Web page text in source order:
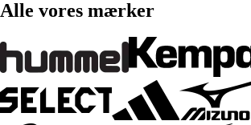
Alle vores mærker